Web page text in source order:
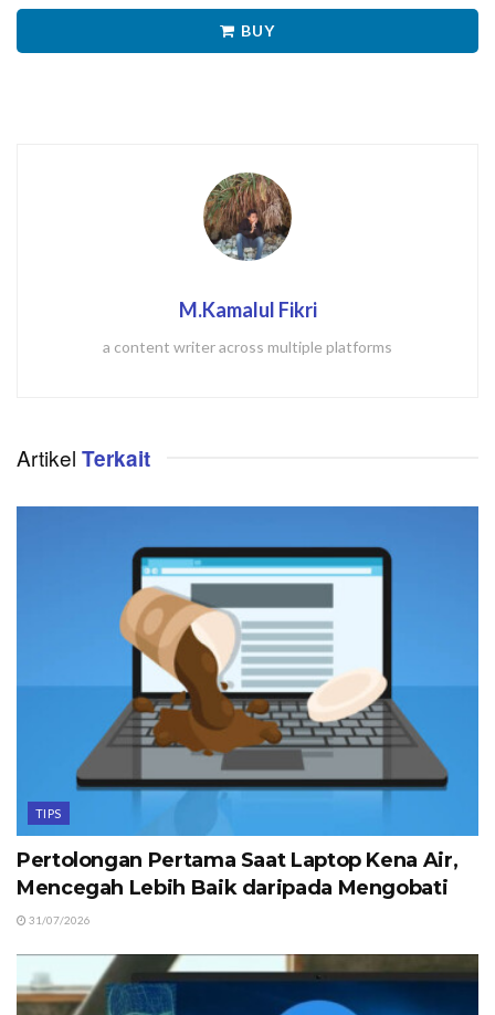
BUY
M.Kamalul Fikri
a content writer across multiple platforms
Artikel Terkait
TIPS
Pertolongan Pertama Saat Laptop Kena Air,
Mencegah Lebih Baik daripada Mengobati
31/07/2026